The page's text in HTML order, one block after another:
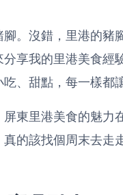
。沒錯，里港的豬
享我的里港美食經
、甜點，每一樣都
東里港美食的魅力
的該找個周末去走走